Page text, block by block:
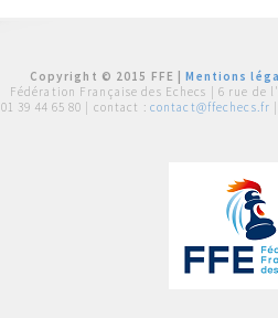
Copyright © 2015 FFE |Mentions
Fédération Française des Echecs | 6 rue de
01 39 44 65 80 | contact : contact@ffechecs.fr